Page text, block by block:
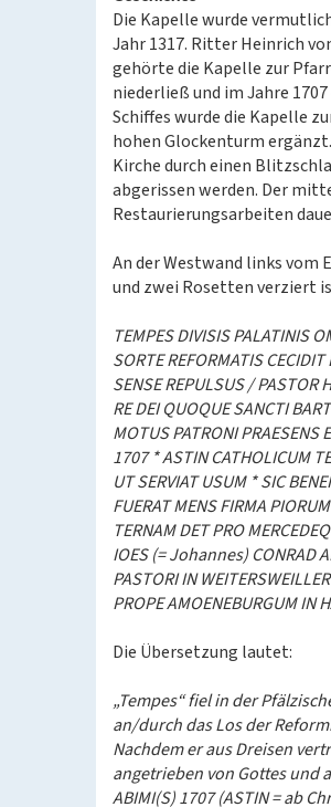
Die Kapelle wurde
Jahr 1317. Ritter Heinrich
gehörte die Kapelle zur
niederließ und im Jahre
Schiffes wurde die Kapelle
hohen Glockenturm
Kirche durch einen
abgerissen werden. Der
Restaurierungsarbeiten
An der Westwand links vom
und zwei Rosetten verziert
TEMPES DIVISIS PALATINIS
SORTE REFORMATIS CECIDIT
SENSE REPULSUS / PASTOR
RE DEI QUOQUE SANCTI
MOTUS PATRONI PRAESENS
1707 * ASTIN CATHOLICUM
UT SERVIAT USUM * SIC
FUERAT MENS FIRMA
TERNAM DET PRO
IOES (= Johannes) CONRAD
PASTORI IN
PROPE AMOENEBURGUM IN
Die Übersetzung lautet:
„Tempes“ fiel in der
an/durch das Los der
Nachdem er aus Dreisen
angetrieben von Gottes und
ABIMI(S) 1707 (ASTIN = ab